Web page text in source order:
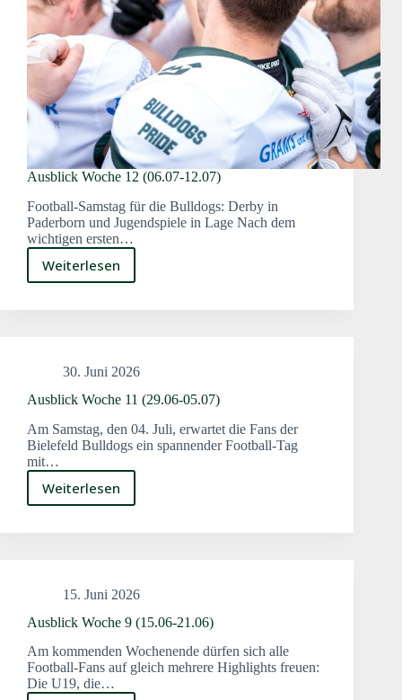
Ausblick Woche 12 (06.07-12.07)
Football-Samstag für die Bulldogs: Derby in
Paderborn und Jugendspiele in Lage Nach dem
wichtigen ersten…
Weiterlesen
Ausblick
12
30. Juni 2026
Ausblick Woche 11 (29.06-05.07)
Am Samstag, den 04. Juli, erwartet die Fans der
Bielefeld Bulldogs ein spannender Football-Tag
mit…
Weiterlesen
Ausblick
11
15. Juni 2026
Ausblick Woche 9 (15.06-21.06)
Am kommenden Wochenende dürfen sich alle
Football-Fans auf gleich mehrere Highlights freuen:
Die U19, die…